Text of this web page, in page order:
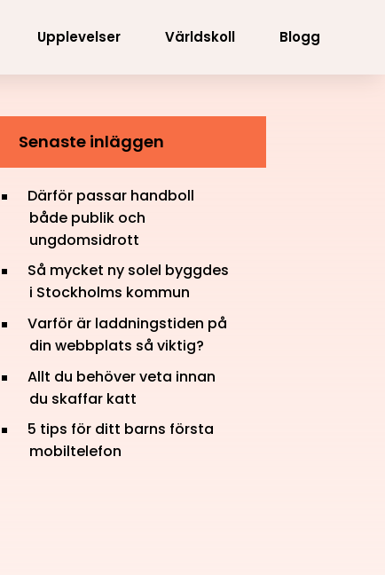
Upplevelser Världskoll Blogg
Senaste inläggen
Därför passar handboll
både publik och
ungdomsidrott
Så mycket ny solel byggdes
i Stockholms kommun
Varför är laddningstiden på
din webbplats så viktig?
Allt du behöver veta innan
du skaffar katt
5 tips för ditt barns första
mobiltelefon